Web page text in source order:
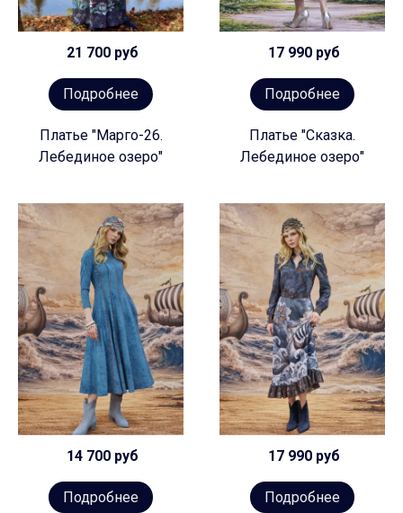
21 700 руб
Подробнее
Платье "Марго-26.
Лебединое озеро"
17 990 руб
Подробнее
Платье "Сказка.
Лебединое озеро"
14 700 руб
Подробнее
17 990 руб
Подробнее